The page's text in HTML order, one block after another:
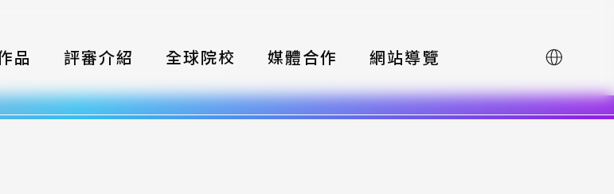
品 評審介紹 全球院校 媒體合作 網站導覽 English